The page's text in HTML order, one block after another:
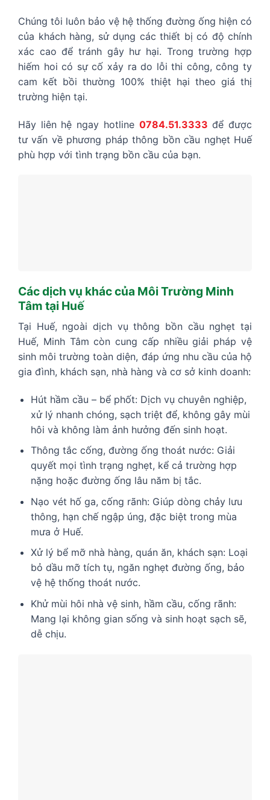
Chúng tôi luôn bảo vệ hệ thống đường ống hiện có
của khách hàng, sử dụng các thiết bị có độ chính
xác cao để tránh gây hư hại. Trong trường hợp
hiếm hoi có sự cố xảy ra do lỗi thi công, công ty
cam kết bồi thường 100% thiệt hại theo giá thị
trường hiện tại.
Hãy liên hệ ngay hotline 0784.51.3333 để được
tư vấn về phương pháp thông bồn cầu nghẹt Huế
phù hợp với tình trạng bồn cầu của bạn.
Các dịch vụ khác của Môi Trường Minh
Tâm tại Huế
Tại Huế, ngoài dịch vụ thông bồn cầu nghẹt tại
Huế, Minh Tâm còn cung cấp nhiều giải pháp vệ
sinh môi trường toàn diện, đáp ứng nhu cầu của hộ
gia đình, khách sạn, nhà hàng và cơ sở kinh doanh:
Hút hầm cầu – bể phốt: Dịch vụ chuyên nghiệp,
xử lý nhanh chóng, sạch triệt để, không gây mùi
hôi và không làm ảnh hưởng đến sinh hoạt.
Thông tắc cống, đường ống thoát nước: Giải
quyết mọi tình trạng nghẹt, kể cả trường hợp
nặng hoặc đường ống lâu năm bị tắc.
Nạo vét hố ga, cống rãnh: Giúp dòng chảy lưu
thông, hạn chế ngập úng, đặc biệt trong mùa
mưa ở Huế.
Xử lý bể mỡ nhà hàng, quán ăn, khách sạn: Loại
bỏ dầu mỡ tích tụ, ngăn nghẹt đường ống, bảo
vệ hệ thống thoát nước.
Khử mùi hôi nhà vệ sinh, hầm cầu, cống rãnh:
Mang lại không gian sống và sinh hoạt sạch sẽ,
dễ chịu.